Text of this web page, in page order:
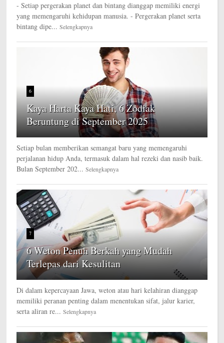
- Setiap pergerakan planet dan bintang dianggap memiliki energi
yang memengaruhi kehidupan manusia. - Pergerakan planet serta
bintang dipe... Selengkapnya
6
Kaya Harta Kaya Hati, 6 Zodiak
Beruntung di September 2025
Setiap bulan memberikan semangat baru yang memengaruhi
perjalanan hidup Anda, termasuk dalam hal rezeki dan nasib baik.
Bulan September 202... Selengkapnya
7
6 Weton Penuh Berkah yang Mudah
Terlepas dari Kesulitan
Di dalam kepercayaan Jawa, weton atau hari kelahiran dianggap
memiliki peranan penting dalam menentukan sifat, jalur karier,
serta aliran re... Selengkapnya